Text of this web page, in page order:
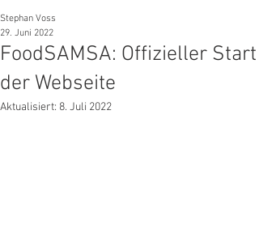
FoodSAMSA: Offizieller Start
der Webseite
Stephan Voss
29. Juni 2022
Aktualisiert: 8. Juli 2022